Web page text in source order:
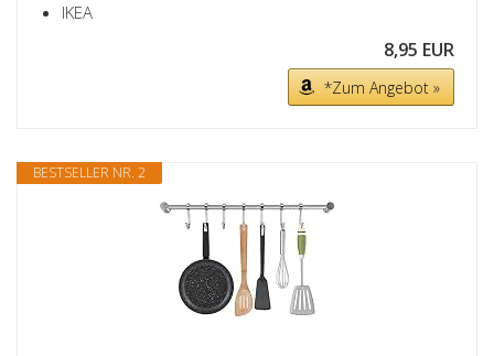
IKEA
8,95 EUR
*Zum Angebot »
BESTSELLER NR. 2